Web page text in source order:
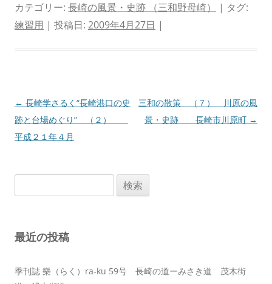
カテゴリー: 長崎の風景・史跡 （三和野母崎）
| タグ:
練習用 | 投稿日: 2009年4月27日 |
投
稿
ナ
ン
← 長崎学さるく“長崎港口の史
跡と台場めぐり” （２）
平成２１年４月
三和の散策 （７） 川原の風
景・史跡 長崎市川原町 →
索:
最近の投稿
季刊誌 樂（らく）ra-ku 59号 長崎の道ーみさき道 茂木街